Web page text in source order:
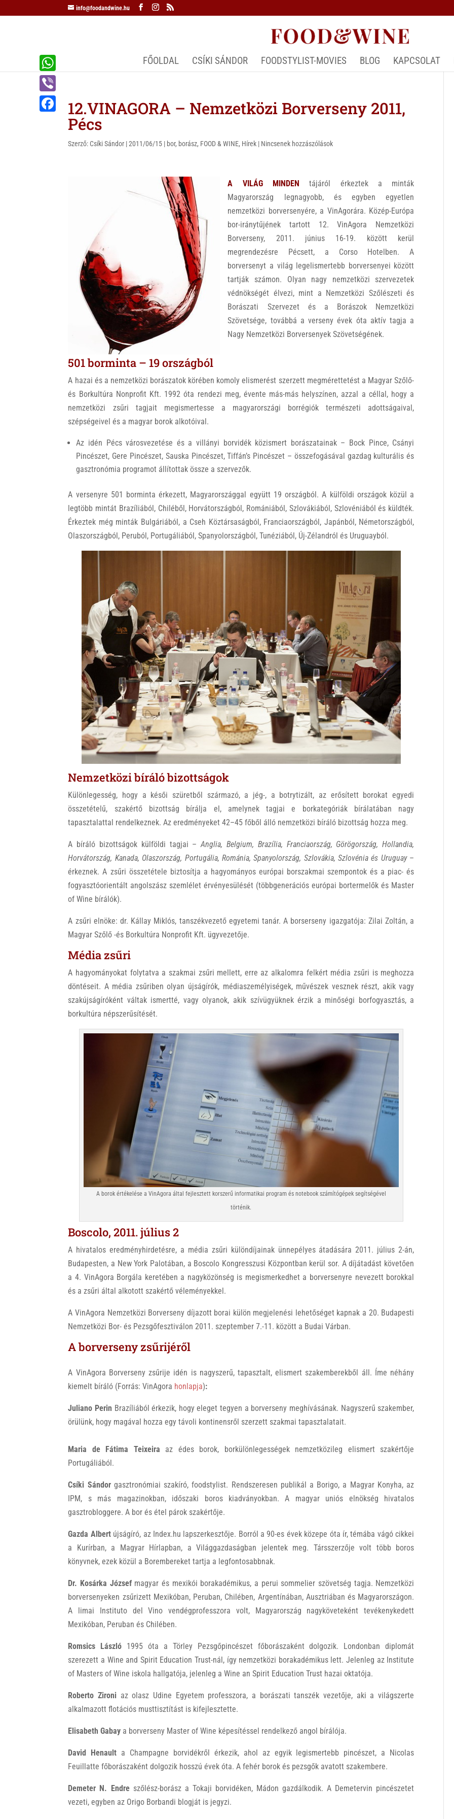
info@foodandwine.hu
FŐOLDAL CSÍKI SÁNDOR FOODSTYLIST-MOVIES BLOG KAPCSOLAT
12.VINAGORA – Nemzetközi Borverseny 2011,
Pécs
Szerző: Csíki Sándor |2011/06/15 | bor, borász, FOOD & WINE, Hírek | Nincsenek hozzászólások
A VILÁG MINDEN tájáról érkeztek a minták
Magyarország legnagyobb, és egyben egyetlen
nemzetközi borversenyére, a VinAgorára. Közép-Európa
bor-iránytűjének tartott 12. VinAgora Nemzetközi
Borverseny, 2011. június 16-19. között kerül
megrendezésre Pécsett, a Corso Hotelben. A
borversenyt a világ legelismertebb borversenyei között
tartják számon. Olyan nagy nemzetközi szervezetek
védnökségét élvezi, mint a Nemzetközi Szőlészeti és
Borászati Szervezet és a Borászok Nemzetközi
Szövetsége, továbbá a verseny évek óta aktív tagja a
Nagy Nemzetközi Borversenyek Szövetségének.
501 borminta – 19 országból
A hazai és a nemzetközi borászatok körében komoly elismerést szerzett megmérettetést a Magyar Szőlő-
és Borkultúra Nonprofit Kft. 1992 óta rendezi meg, évente más-más helyszínen, azzal a céllal, hogy a
nemzetközi zsűri tagjait megismertesse a magyarországi borrégiók természeti adottságaival,
szépségeivel és a magyar borok alkotóival.
Az idén Pécs városvezetése és a villányi borvidék közismert borászatainak – Bock Pince, Csányi
Pincészet, Gere Pincészet, Sauska Pincészet, Tiffán’s Pincészet – összefogásával gazdag kulturális és
gasztronómia programot állítottak össze a szervezők.
A versenyre 501 borminta érkezett, Magyarországgal együtt 19 országból. A külföldi országok közül a
legtöbb mintát Brazíliából, Chiléből, Horvátországból, Romániából, Szlovákiából, Szlovéniából és küldték.
Érkeztek még minták Bulgáriából, a Cseh Köztársaságból, Franciaországból, Japánból, Németországból,
Olaszországból, Peruból, Portugáliából, Spanyolországból, Tunéziából, Új-Zélandról és Uruguayból.
Nemzetközi bíráló bizottságok
Különlegesség, hogy a késői szüretből származó, a jég-, a botrytizált, az erősített borokat egyedi
összetételű, szakértő bizottság bírálja el, amelynek tagjai e borkategóriák bírálatában nagy
tapasztalattal rendelkeznek. Az eredményeket 42–45 főből álló nemzetközi bíráló bizottság hozza meg.
A bíráló bizottságok külföldi tagjai –Anglia, Belgium, Brazília, Franciaország, Görögország, Hollandia,
Horvátország, Kanada, Olaszország, Portugália, Románia, Spanyolország, Szlovákia, Szlovénia és Uruguay –
érkeznek. A zsűri összetétele biztosítja a hagyományos európai borszakmai szempontok és a piac- és
fogyasztóorientált angolszász szemlélet érvényesülését (többgenerációs európai bortermelők és Master
of Wine bírálók).
A zsűri elnöke: dr. Kállay Miklós, tanszékvezető egyetemi tanár. A borserseny igazgatója: Zilai Zoltán, a
Magyar Szőlő -és Borkultúra Nonprofit Kft. ügyvezetője.
Média zsűri
A hagyományokat folytatva a szakmai zsűri mellett, erre az alkalomra felkért média zsűri is meghozza
döntéseit. A média zsűriben olyan újságírók, médiaszemélyiségek, művészek vesznek részt, akik vagy
szakújságíróként váltak ismertté, vagy olyanok, akik szívügyüknek érzik a minőségi borfogyasztás, a
borkultúra népszerűsítését.
A borok értékelése a VinAgora által fejlesztett korszerű informatikai program és notebook számítógépek segítségével
történik.
Boscolo, 2011. július 2
A hivatalos eredményhirdetésre, a média zsűri különdíjainak ünnepélyes átadására 2011. július 2-án,
Budapesten, a New York Palotában, a Boscolo Kongresszusi Központban kerül sor. A díjátadást követően
a 4. VinAgora Borgála keretében a nagyközönség is megismerkedhet a borversenyre nevezett borokkal
és a zsűri által alkotott szakértő véleményekkel.
A VinAgora Nemzetközi Borverseny díjazott borai külön megjelenési lehetőséget kapnak a 20. Budapesti
Nemzetközi Bor- és Pezsgőfesztiválon 2011. szeptember 7.-11. között a Budai Várban.
A borverseny zsűrijéről
A VinAgora Borverseny zsűrije idén is nagyszerű, tapasztalt, elismert szakemberekből áll. Íme néhány
kiemelt bíráló (Forrás: VinAgora honlapja):
Juliano Perin Brazíliából érkezik, hogy eleget tegyen a borverseny meghívásának. Nagyszerű szakember,
örülünk, hogy magával hozza egy távoli kontinensről szerzett szakmai tapasztalatait.
Maria de Fátima Teixeira az édes borok, borkülönlegességek nemzetközileg elismert szakértője
Portugáliából.
Csíki Sándor gasztronómiai szakíró, foodstylist. Rendszeresen publikál a Borigo, a Magyar Konyha, az
IPM, s más magazinokban, időszaki boros kiadványokban. A magyar uniós elnökség hivatalos
gasztrobloggere. A bor és étel párok szakértője.
Gazda Albert újságíró, az Index.hu lapszerkesztője. Borról a 90-es évek közepe óta ír, témába vágó cikkei
a Kurírban, a Magyar Hírlapban, a Világgazdaságban jelentek meg. Társszerzője volt több boros
könyvnek, ezek közül a Borembereket tartja a legfontosabbnak.
Dr. Kosárka József magyar és mexikói borakadémikus, a perui sommelier szövetség tagja. Nemzetközi
borversenyeken zsűrizett Mexikóban, Peruban, Chilében, Argentínában, Ausztriában és Magyarországon.
A limai Instituto del Vino vendégprofesszora volt, Magyarország nagyköveteként tevékenykedett
Mexikóban, Peruban és Chilében.
Romsics László 1995 óta a Törley Pezsgőpincészet főborászaként dolgozik. Londonban diplomát
szerezett a Wine and Spirit Education Trust-nál, így nemzetközi borakadémikus lett. Jelenleg az Institute
of Masters of Wine iskola hallgatója, jelenleg a Wine an Spirit Education Trust hazai oktatója.
Roberto Zironi az olasz Udine Egyetem professzora, a borászati tanszék vezetője, aki a világszerte
alkalmazott flotációs musttisztítást is kifejlesztette.
Elisabeth Gabay a borverseny Master of Wine képesítéssel rendelkező angol bírálója.
David Henault a Champagne borvidékről érkezik, ahol az egyik legismertebb pincészet, a Nicolas
Feuillatte főborászaként dolgozik hosszú évek óta. A fehér borok és pezsgők avatott szakembere.
Demeter N. Endreszőlész-borász a Tokaji borvidéken, Mádon gazdálkodik. A Demetervin pincészetet
vezeti, egyben az Origo Borbandi blogját is jegyzi.
W
h
a
V